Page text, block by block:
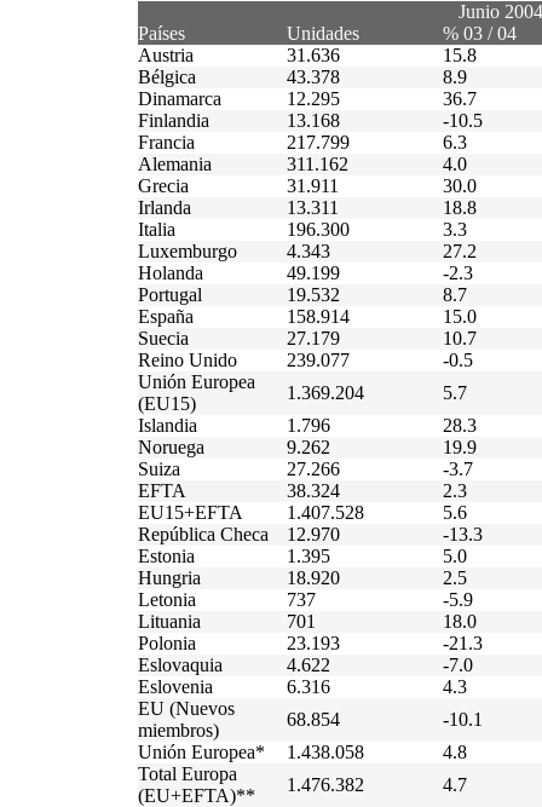
Junio 2004
Países
Unidades
% 03 / 04
Austria
31.636
15.8
Bélgica
43.378
8.9
Dinamarca
12.295
36.7
Finlandia
13.168
-10.5
Francia
217.799
6.3
Alemania
311.162
4.0
Grecia
31.911
30.0
Irlanda
13.311
18.8
Italia
196.300
3.3
Luxemburgo
4.343
27.2
Holanda
49.199
-2.3
Portugal
19.532
8.7
España
158.914
15.0
Suecia
27.179
10.7
Reino Unido
239.077
-0.5
Unión Europea
(EU15)
1.369.204
5.7
Islandia
1.796
28.3
Noruega
9.262
19.9
Suiza
27.266
-3.7
EFTA
38.324
2.3
EU15+EFTA
1.407.528
5.6
República Checa
12.970
-13.3
Estonia
1.395
5.0
Hungria
18.920
2.5
Letonia
737
-5.9
Lituania
701
18.0
Polonia
23.193
-21.3
Eslovaquia
4.622
-7.0
Eslovenia
6.316
4.3
EU (Nuevos
miembros)
68.854
-10.1
Unión Europea*
1.438.058
4.8
Total Europa
(EU+EFTA)**
1.476.382 4.7